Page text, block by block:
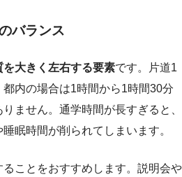
バランス
を大きく左右する要素です。片道1
内の場合は1時間から1時間30分
ません。通学時間が長すぎると、
眠時間が削られてしまいます。
ることをおすすめします。説明会や